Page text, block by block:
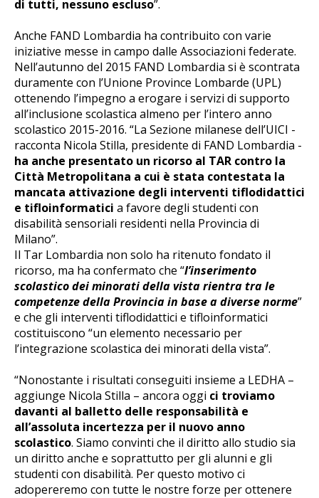
di tutti, nessuno escluso”.
Anche FAND Lombardia ha contribuito con varie
iniziative messe in campo dalle Associazioni federate.
Nell’autunno del 2015 FAND Lombardia si è scontrata
duramente con l’Unione Province Lombarde (UPL)
ottenendo l’impegno a erogare i servizi di supporto
all’inclusione scolastica almeno per l’intero anno
scolastico 2015-2016. “La Sezione milanese dell’UICI -
racconta Nicola Stilla, presidente di FAND Lombardia -
ha anche presentato un ricorso al TAR contro la
Città Metropolitana a cui è stata contestata la
mancata attivazione degli interventi tiflodidattici
e tifloinformatici a favore degli studenti con
disabilità sensoriali residenti nella Provincia di
Milano”.
Il Tar Lombardia non solo ha ritenuto fondato il
ricorso, ma ha confermato che “l’inserimento
scolastico dei minorati della vista rientra tra le
competenze della Provincia in base a diverse norme”
e che gli interventi tiflodidattici e tifloinformatici
costituiscono “un elemento necessario per
l’integrazione scolastica dei minorati della vista”.
“Nonostante i risultati conseguiti insieme a LEDHA –
aggiunge Nicola Stilla – ancora oggi ci troviamo
davanti al balletto delle responsabilità e
all’assoluta incertezza per il nuovo anno
scolastico. Siamo convinti che il diritto allo studio sia
un diritto anche e soprattutto per gli alunni e gli
studenti con disabilità. Per questo motivo ci
adopereremo con tutte le nostre forze per ottenere